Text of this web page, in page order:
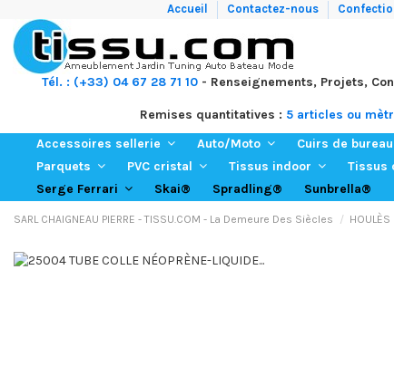
Accueil Contactez-nous
Tél. : (+33) 04 67 28 71 10 - Renseignements, Projets,
Remises quantitatives : 5 articles ou
Accessoires sellerie
Auto/Moto Cuirs de bureau
Parquets
PVC cristal Tissus indoor Tissus
Serge Ferrari
Skai® Spradling® Sunbrella®
SARL CHAIGNEAU PIERRE - TISSU.COM - La Demeure Des Siècles HOULÈS